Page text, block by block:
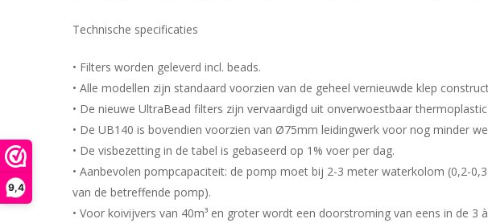
9,4
Technische specificaties
• Filters worden geleverd incl. beads.
• Alle modellen zijn standaard voorzien van de geheel vernieuwde klep
• De nieuwe UltraBead filters zijn vervaardigd uit onverwoestbaar
• De UB140 is bovendien voorzien van Ø75mm leidingwerk voor nog minder
• De visbezetting in de tabel is gebaseerd op 1% voer per dag.
• Aanbevolen pompcapaciteit: de pomp moet bij 2-3 meter waterkolom (0,2-
van de betreffende pomp).
• Voor koivijvers van 40m³ en groter wordt een doorstroming van eens in de 3